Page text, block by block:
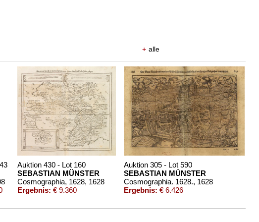
+ alle
Auktion 430 - Lot 160
SEBASTIAN MÜNSTER
Cosmographia, 1628, 1628
Ergebnis: € 9.360
Auktion 305 - Lot 590
SEBASTIAN MÜNSTER
Cosmographia. 1628., 1628
Ergebnis: € 6.426